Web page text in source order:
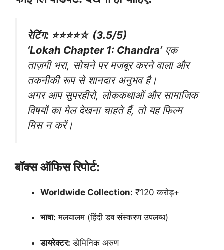
रेटिंग: ⭐️⭐️⭐️⭐️☆ (3.5/5)
‘Lokah Chapter 1: Chandra’एक
ताज़गी भरा, सोचने पर मजबूर करने वाला और
तकनीकी रूप से शानदार अनुभव है।
अगर आप सुपरहीरो, लोककथाओं और सामाजिक
विषयों का मेल देखना चाहते हैं, तो यह फिल्म
मिस न करें।
बॉक्स ऑफिस रिपोर्ट:
Worldwide Collection: ₹120 करोड़+
भाषा: मलयालम (हिंदी डब संस्करण उपलब्ध)
डायरेक्टर: डोमिनिक अरुण